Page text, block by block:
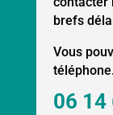
brefs
Vous
06 14